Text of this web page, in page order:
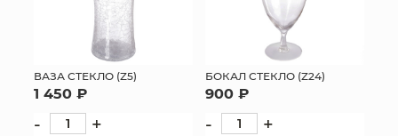
ВАЗА СТЕКЛО (Z5)
1 450 ₽
- +
БОКАЛ СТЕКЛО (Z24)
900 ₽
- +